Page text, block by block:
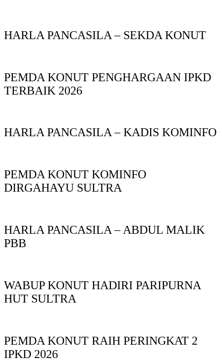
HARLA PANCASILA – SEKDA KONUT
PEMDA KONUT PENGHARGAAN IPKD
TERBAIK 2026
HARLA PANCASILA – KADIS KOMINFO
PEMDA KONUT KOMINFO
DIRGAHAYU SULTRA
HARLA PANCASILA – ABDUL MALIK
PBB
WABUP KONUT HADIRI PARIPURNA
HUT SULTRA
PEMDA KONUT RAIH PERINGKAT 2
IPKD 2026